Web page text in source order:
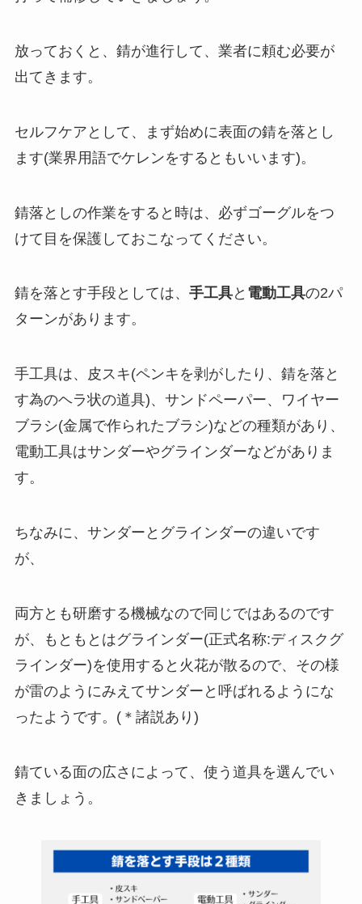
放っておくと、錆が進行して、業者に頼む必要が
出てきます。
セルフケアとして、まず始めに表面の錆を落とし
ます(業界用語でケレンをするともいいます)。
錆落としの作業をすると時は、必ずゴーグルをつ
けて目を保護しておこなってください。
錆を落とす手段としては、 手工具と 電動工具の2パ
ターンがあります。
手工具は、皮スキ(ペンキを剥がしたり、錆を落と
す為のヘラ状の道具)、サンドペーパー、ワイヤー
ブラシ(金属で作られたブラシ)などの種類があり、
電動工具はサンダーやグラインダーなどがありま
す。
ちなみに、サンダーとグラインダーの違いです
が、
両方とも研磨する機械なので同じではあるのです
が、もともとはグラインダー(正式名称:ディスクグ
ラインダー)を使用すると火花が散るので、その様
が雷のようにみえてサンダーと呼ばれるようにな
ったようです。(＊諸説あり)
錆ている面の広さによって、使う道具を選んでい
きましょう。